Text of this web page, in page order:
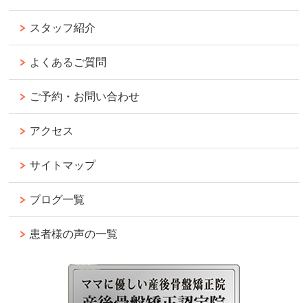
スタッフ紹介
よくあるご質問
ご予約・お問い合わせ
アクセス
サイトマップ
ブログ一覧
患者様の声の一覧